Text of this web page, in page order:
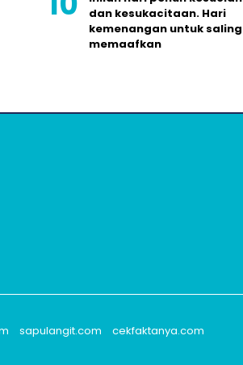
dan kesukacitaan. Hari
kemenangan untuk saling
memaafkan
sapulangit.com
cekfaktanya.com